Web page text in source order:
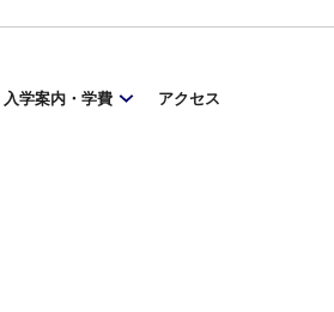
入学案内・学費 アクセス